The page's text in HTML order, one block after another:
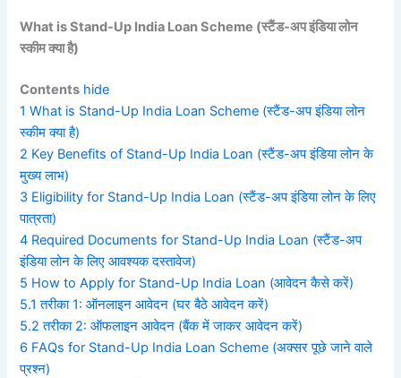
What is Stand-Up India Loan Scheme (स्टैंड-अपइंडियालोन
स्कीमक्याहै)
Contents hide
1 What is Stand-Up India Loan Scheme (स्टैंड-अप इंडिया लोन
स्कीम क्या है)
2 Key Benefits of Stand-Up India Loan (स्टैंड-अप इंडिया लोन के
मुख्य लाभ)
3 Eligibility for Stand-Up India Loan (स्टैंड-अप इंडिया लोन के लिए
पात्रता)
4 Required Documents for Stand-Up India Loan (स्टैंड-अप
इंडिया लोन के लिए आवश्यक दस्तावेज)
5 How to Apply for Stand-Up India Loan (आवेदन कैसे करें)
5.1 तरीका 1: ऑनलाइन आवेदन (घर बैठे आवेदन करें)
5.2 तरीका 2: ऑफलाइन आवेदन (बैंक में जाकर आवेदन करें)
6 FAQs for Stand-Up India Loan Scheme (अक्सर पूछे जाने वाले
प्रश्न)